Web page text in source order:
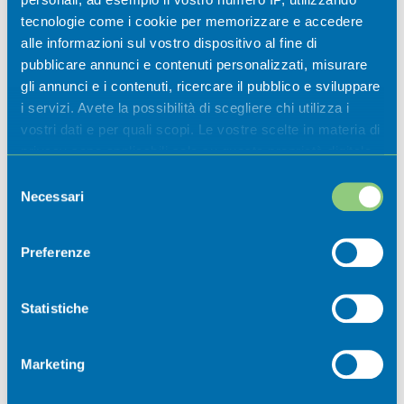
tecnologie come i cookie per memorizzare e accedere
alle informazioni sul vostro dispositivo al fine di
pubblicare annunci e contenuti personalizzati, misurare
gli annunci e i contenuti, ricercare il pubblico e sviluppare
i servizi. Avete la possibilità di scegliere chi utilizza i
vostri dati e per quali scopi. Le vostre scelte in materia di
privacy sono applicabili solo su questa proprietà digitale
modificare o revocare il proprio consenso in qualsiasi
momento dalla Dichiarazione sui cookie o facendo clic
raccogliere informazioni sulla tua posizione
geografica, con un'approssimazione di qualche
Identificare il tuo dispositivo, scansionandolo
delNecessari
Preferenze
Statistiche
Marketing
museali 2026
Casazza
non perdere nessuna novità dal mondo
della Val Cavallina.